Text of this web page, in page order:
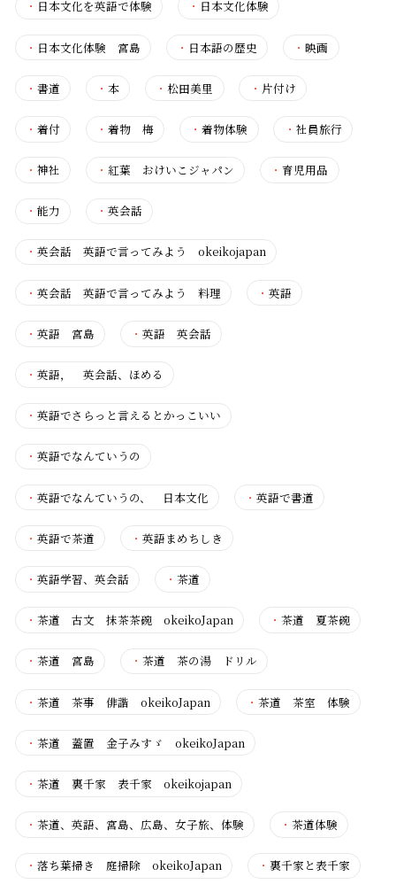
・ 日本文化を英語で体験 ・ 日本文化体験
・ 日本文化体験 宮島 ・ 日本語の歴史 ・映画
・ 書道 ・本 ・ 松田美里 ・ 片付け
・ 着付 ・着物 梅 ・着物体験 ・ 社員旅行
・ 神社 ・紅葉 おけいこジャパン ・育児用品
・ 能力 ・英会話
・ 英会話 英語で言ってみよう okeikojapan
・ 英会話 英語で言ってみよう 料理 ・英語
・ 英語 宮島 ・英語 英会話
・ 英語， 英会話、ほめる
・ 英語でさらっと言えるとかっこいい
・ 英語でなんていうの
・ 英語でなんていうの、 日本文化 ・英語で書道
・ 英語で茶道 ・英語まめちしき
・ 英語学習、英会話 ・茶道
・ 茶道 古文 抹茶茶碗 okeikoJapan ・茶道 夏茶碗
・ 茶道 宮島 ・茶道 茶の湯 ドリル
・ 茶道 茶事 俳諧 okeikoJapan ・茶道 茶室 体験
・ 茶道 蓋置 金子みすゞ okeikoJapan
・ 茶道 裏千家 表千家 okeikojapan
・ 茶道、英語、宮島、広島、女子旅、体験 ・茶道体験
・ 落ち葉掃き 庭掃除 okeikoJapan ・裏千家と表千家